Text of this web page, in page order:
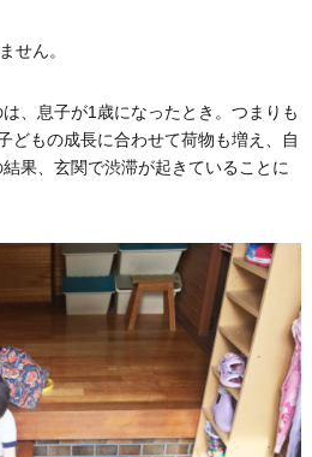
せん。
、息子が1歳になったとき。つまりも
どもの成長に合わせて荷物も増え、自
果、玄関で渋滞が起きていることに